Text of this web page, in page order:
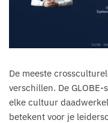
De meeste
verschillen. De
elke cultuur
betekent voor je